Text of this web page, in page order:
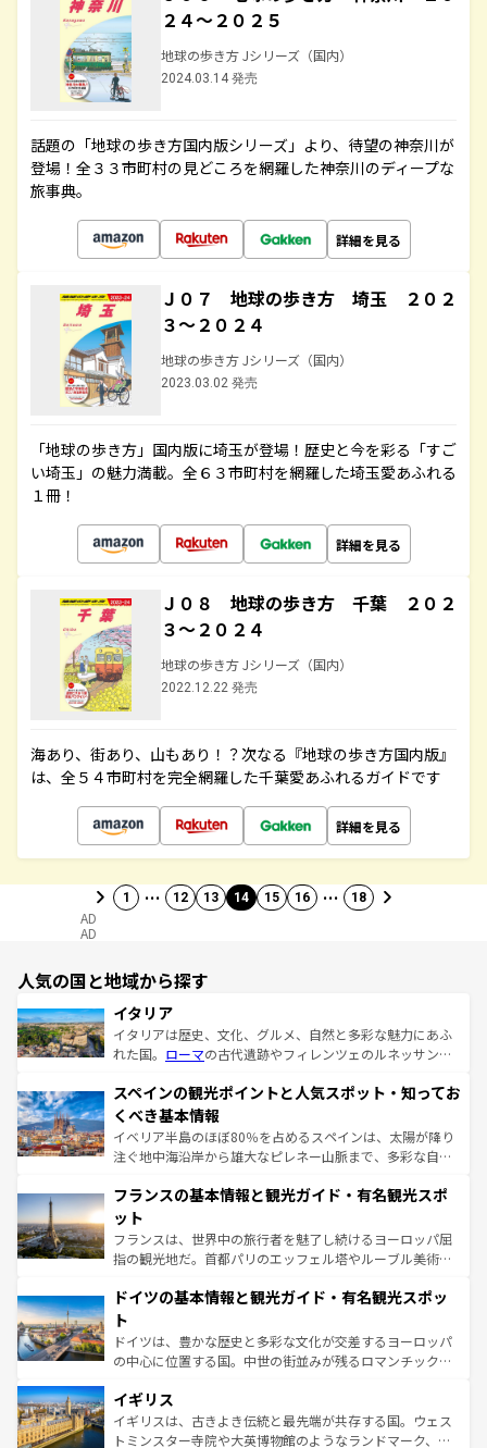
２４～２０２５
地球の歩き方 Jシリーズ（国内）
2024.03.14 発売
話題の「地球の歩き方国内版シリーズ」より、待望の神奈川が
登場！全３３市町村の見どころを網羅した神奈川のディープな
旅事典。
詳細を見る
Ｊ０７ 地球の歩き方 埼玉 ２０２
３～２０２４
地球の歩き方 Jシリーズ（国内）
2023.03.02 発売
「地球の歩き方」国内版に埼玉が登場！歴史と今を彩る「すご
い埼玉」の魅力満載。全６３市町村を網羅した埼玉愛あふれる
１冊！
詳細を見る
Ｊ０８ 地球の歩き方 千葉 ２０２
３～２０２４
地球の歩き方 Jシリーズ（国内）
2022.12.22 発売
海あり、街あり、山もあり！？次なる『地球の歩き方国内版』
は、全５４市町村を完全網羅した千葉愛あふれるガイドです
詳細を見る
1 … 12 13 14 15 16 … 18
AD
AD
人気の国と地域から探す
イタリア
イタリアは歴史、文化、グルメ、自然と多彩な魅力にあふ
れた国。 ローマの古代遺跡やフィレンツェのルネッサンス
ろん、トスカーナの美しい田園風景やアマルフィ海岸の絶
景など、自然景観も見逃せない。観光の合間には、本場の
ピザやパスタなど、絶品のイタリア料理を堪能することも
できる。朝目覚めてから夜眠るまで、すべての瞬間を楽し
なお、新着のイタリア情報はコンテンツ一覧を参照してほ
しい。
スペインの観光ポイントと人気スポット・知ってお
くべき基本情報
イベリア半島のほぼ80％を占めるスペインは、太陽が降り
注ぐ地中海沿岸から雄大なピレネー山脈まで、多彩な自然
文化が根付くこの国では、情熱的なフラメンコ、熱気あふ
れる闘牛、そして美味しいタパスが生活の一部となってい
る。首都マドリードの洗練された雰囲気や、バルセロナの
アートに溢れた街角から、地方では古代ローマ遺跡や中世
せる。地方によって風土や気候が異なるスペインはその個
ンテンツ一覧 を参照してほしい。
フランスの基本情報と観光ガイド・有名観光スポ
ット
フランスは、世界中の旅行者を魅了し続けるヨーロッパ屈
指の観光地だ。首都パリのエッフェル塔やルーブル美術館
で、幅広い魅力が詰まっている。華麗な宮殿、歴史的な大
聖堂、美しいビーチ、そして豊かな自然が、訪れる者を心
から魅了する。また、フランスは美食の国としても知ら
れ、フランス料理はユネスコ無形文化遺産にも登録されて
香り高いラベンダー畑など、多彩な楽しみ方が可能だ。さ
らに、パリ以外の地域にも魅力が溢れており、どの街角に
も豊かな歴史と文化が息づいている。パリ以外の個性あふ
ドイツの基本情報と観光ガイド・有名観光スポッ
ト
ドイツは、豊かな歴史と多彩な文化が交差するヨーロッパ
の中心に位置する国。中世の街並みが残るロマンチック街
顔を持つこの国は、どこを歩いても飽きることがない。ベ
ルリンの文化的活気、バイエルン州のアルプスの絶景、そ
してライン川沿いのワイン畑といった風景は必見。ビール
イギリス
イギリスは、古きよき伝統と最先端が共存する国。ウェス
トミンスター寺院や大英博物館のようなランドマーク、歴